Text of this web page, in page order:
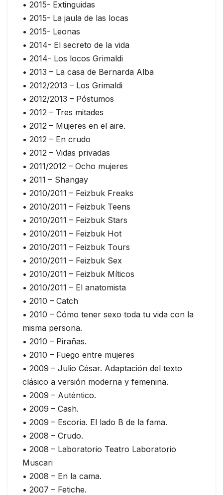
• 2015- Extinguidas
• 2015- La jaula de las locas
• 2015- Leonas
• 2014- El secreto de la vida
• 2014- Los locos Grimaldi
• 2013 – La casa de Bernarda Alba
• 2012/2013 – Los Grimaldi
• 2012/2013 – Póstumos
• 2012 – Tres mitades
• 2012 – Mujeres en el aire.
• 2012 – En crudo
• 2012 – Vidas privadas
• 2011/2012 – Ocho mujeres
• 2011 – Shangay
• 2010/2011 – Feizbuk Freaks
• 2010/2011 – Feizbuk Teens
• 2010/2011 – Feizbuk Stars
• 2010/2011 – Feizbuk Hot
• 2010/2011 – Feizbuk Tours
• 2010/2011 – Feizbuk Sex
• 2010/2011 – Feizbuk Míticos
• 2010/2011 – El anatomista
• 2010 – Catch
• 2010 – Cómo tener sexo toda tu vida con la
misma persona.
• 2010 – Pirañas.
• 2010 – Fuego entre mujeres
• 2009 – Julio César. Adaptación del texto
clásico a versión moderna y femenina.
• 2009 – Auténtico.
• 2009 – Cash.
• 2009 – Escoria. El lado B de la fama.
• 2008 – Crudo.
• 2008 – Laboratorio Teatro Laboratorio
Muscari
• 2008 – En la cama.
• 2007 – Fetiche.